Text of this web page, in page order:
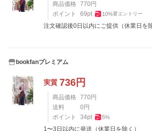
商品価格 770 円
ポイント
69pt 10%要エントリー
注文確認後0日以内にご提供（休業日を
bookfanプレミアム
実質 736円
商品価格 770 円
送料
0 円
ポイント
34pt 5%
1〜3日以内に発送（休業日を除く）